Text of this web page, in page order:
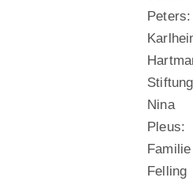
Peters:
Stiftung
Nina
Pleus:
Familie
Felling